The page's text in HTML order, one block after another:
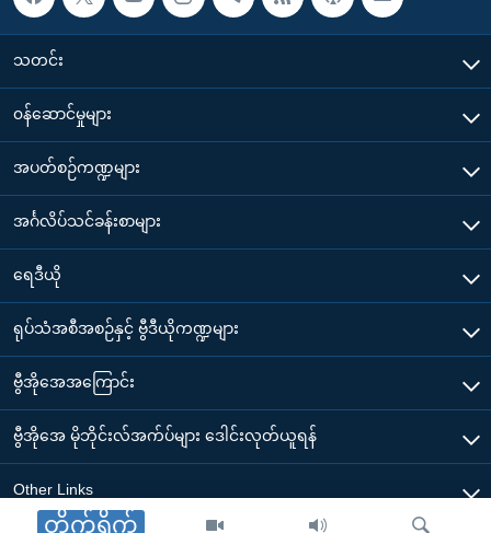
တိုက်ရိုက်
သတင်း
၀န်ဆောင်မှုများ
အပတ်စဉ်ကဏ္ဍများ
အင်္ဂလိပ်သင်ခန်းစာများ
ရေဒီယို
ရုပ်သံအစီအစဉ်နှင့် ဗွီဒီယိုကဏ္ဍများ
ဗွီအိုအေအကြောင်း
ဗွီအိုအေ မိုဘိုင်းလ်အက်ပ်များ ဒေါင်းလုတ်ယူရန်
Other Links